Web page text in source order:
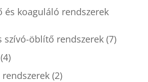
és koaguláló rendszerek
szívó-öblítő rendszerek (7)
(4)
(2)